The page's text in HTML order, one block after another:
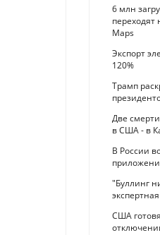
6 млн
переходят
Maps
Экспорт
120%
Трамп
Две
в США - в
В России
"Буллинг
США